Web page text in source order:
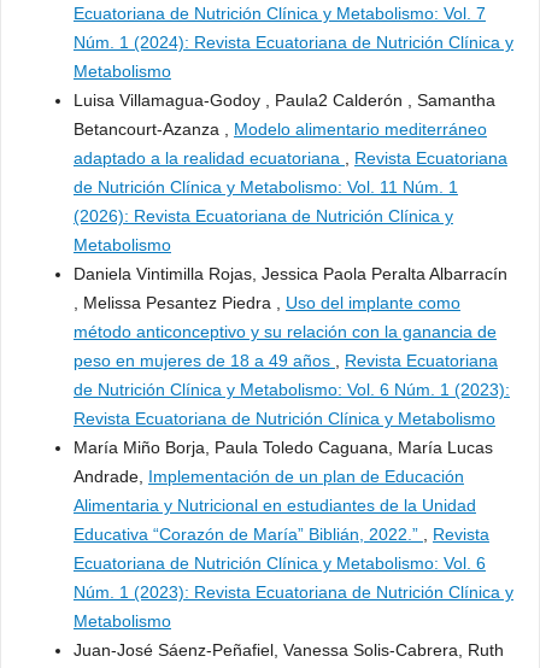
Ecuatoriana de Nutrición Clínica y Metabolismo: Vol. 7
Núm. 1 (2024): Revista Ecuatoriana de Nutrición Clínica y
Metabolismo
Luisa Villamagua-Godoy , Paula2 Calderón , Samantha
Betancourt-Azanza , Modelo alimentario mediterráneo
adaptado a la realidad ecuatoriana , Revista Ecuatoriana
de Nutrición Clínica y Metabolismo: Vol. 11 Núm. 1
(2026): Revista Ecuatoriana de Nutrición Clínica y
Metabolismo
Daniela Vintimilla Rojas, Jessica Paola Peralta Albarracín
, Melissa Pesantez Piedra , Uso del implante como
método anticonceptivo y su relación con la ganancia de
peso en mujeres de 18 a 49 años , Revista Ecuatoriana
de Nutrición Clínica y Metabolismo: Vol. 6 Núm. 1 (2023):
Revista Ecuatoriana de Nutrición Clínica y Metabolismo
María Miño Borja, Paula Toledo Caguana, María Lucas
Andrade, Implementación de un plan de Educación
Alimentaria y Nutricional en estudiantes de la Unidad
Educativa “Corazón de María” Biblián, 2022.” , Revista
Ecuatoriana de Nutrición Clínica y Metabolismo: Vol. 6
Núm. 1 (2023): Revista Ecuatoriana de Nutrición Clínica y
Metabolismo
Juan-José Sáenz-Peñafiel, Vanessa Solis-Cabrera, Ruth